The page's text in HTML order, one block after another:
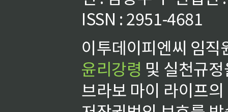
ISSN : 2951-4681
이투데이피엔씨 임
윤리강령 및 실천규
브라보 마이 라이프